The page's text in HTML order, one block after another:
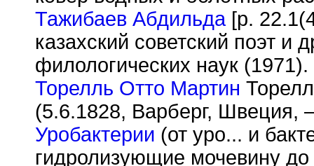
Тажибаев Абдильда[р.
казахский советский поэт и
филологических наук (1971).
Торелль Отто Мартин
(5.6.1828, Варберг, Швеция,
Уробактерии (от уро... и
гидролизующие мочевину